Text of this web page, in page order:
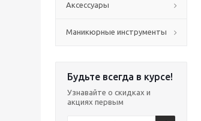
Аксессуары
Маникюрные инструменты
Будьте всегда в курсе!
Узнавайте о скидках и
акциях первым